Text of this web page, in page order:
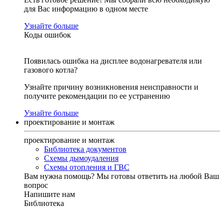
для Вас информацию в одном месте
Узнайте больше
Коды ошибок
Появилась ошибка на дисплее водонагревателя или
газового котла?
Узнайте причину возникновения неисправности и
получите рекомендации по ее устранению
Узнайте больше
проектирование и монтаж
проектирование и монтаж
Библиотека документов
Схемы дымоудаления
Схемы отопления и ГВС
Вам нужна помощь? Мы готовы ответить на любой Ваш
вопрос
Напишите нам
Библиотека